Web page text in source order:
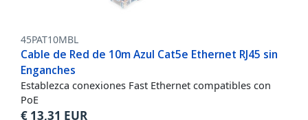
45PAT10MBL
Cable de Red de 10m Azul Cat5e Ethernet RJ45 sin
Enganches
Establezca conexiones Fast Ethernet compatibles con
PoE
€ 13,31 EUR